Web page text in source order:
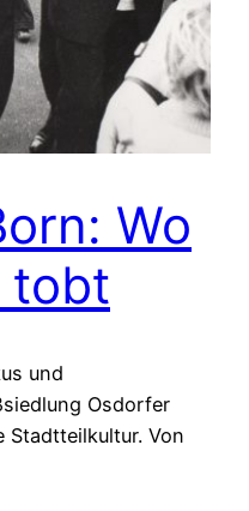
Wo
tobt
und
Osdorfer
Stadtteilkultur. Von